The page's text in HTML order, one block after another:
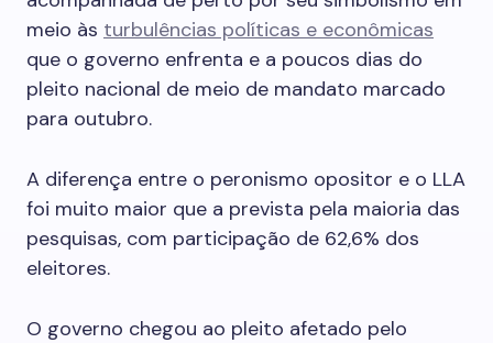
meio às turbulências políticas e econômicas
que o governo enfrenta e a poucos dias do
pleito nacional de meio de mandato marcado
para outubro.
A diferença entre o peronismo opositor e o LLA
foi muito maior que a prevista pela maioria das
pesquisas, com participação de 62,6% dos
eleitores.
O governo chegou ao pleito afetado pelo